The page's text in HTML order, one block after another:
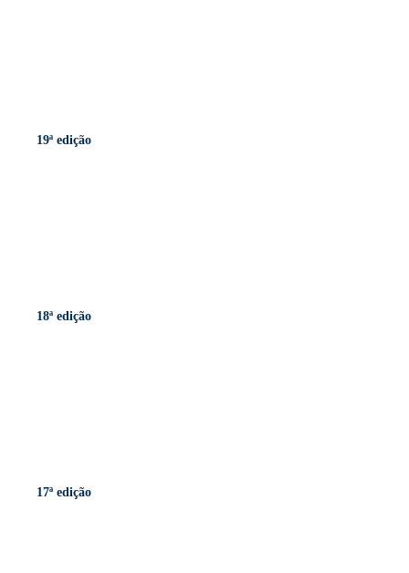
19ª edição
18ª edição
17ª edição